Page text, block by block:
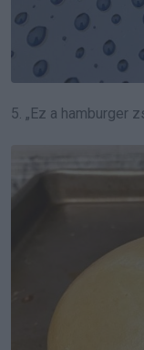
5. „Ez a hamburger